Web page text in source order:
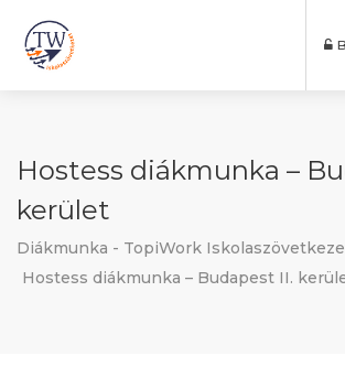
Hostess diákmunka –
kerület
Diákmunka - TopiWork
Hostess diákmunka – Budapest II.